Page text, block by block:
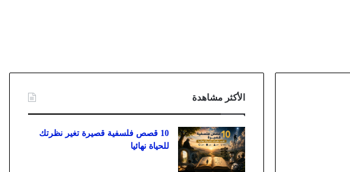
الأكثر مشاهدة
10 قصص فلسفية قصيرة تغير نظرتك
للحياة نهائيا